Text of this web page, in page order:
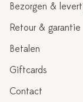
Bezorgen &
Retour & garantie
Betalen
Giftcards
Contact